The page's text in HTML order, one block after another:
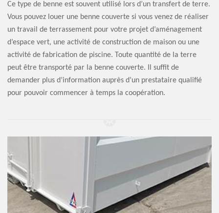
Ce type de benne est souvent utilisé lors d’un transfert de terre.
Vous pouvez louer une benne couverte si vous venez de réaliser
un travail de terrassement pour votre projet d’aménagement
d’espace vert, une activité de construction de maison ou une
activité de fabrication de piscine. Toute quantité de la terre
peut être transporté par la benne couverte. Il suffit de
demander plus d’information auprès d’un prestataire qualifié
pour pouvoir commencer à temps la coopération.